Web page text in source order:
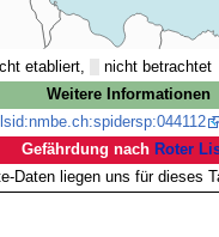
etabliert,
nicht betrachtet
Weitere Informationen
Gefährdung nach Roter
Daten liegen uns für dieses